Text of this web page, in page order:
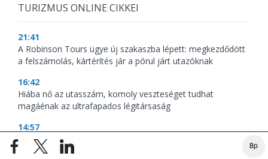
8p
TURIZMUS ONLINE CIKKEI
21:41
A Robinson Tours ügye új szakaszba lépett: megkezdődött
a felszámolás, kártérítés jár a pórul járt utazóknak
16:42
Hiába nő az utasszám, komoly veszteséget tudhat
magáénak az ultrafapados légitársaság
14:57
Nincs összeomlás, de új kihívásokkal küzd a hazai turizmus